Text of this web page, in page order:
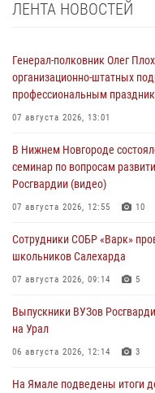
ЛЕНТА НОВОСТЕЙ
Генерал-полковник Олег
организационно-штатных
профессиональным
07 августа 2026, 13:01
В Нижнем Новгороде
семинар по вопросам
Росгвардии (видео)
07 августа 2026, 12:55 10
Сотрудники СОБР «Варк»
школьников Салехарда
07 августа 2026, 09:14 5
Выпускники ВУЗов
на Урал
06 августа 2026, 12:14 3
На Ямале подведены итоги